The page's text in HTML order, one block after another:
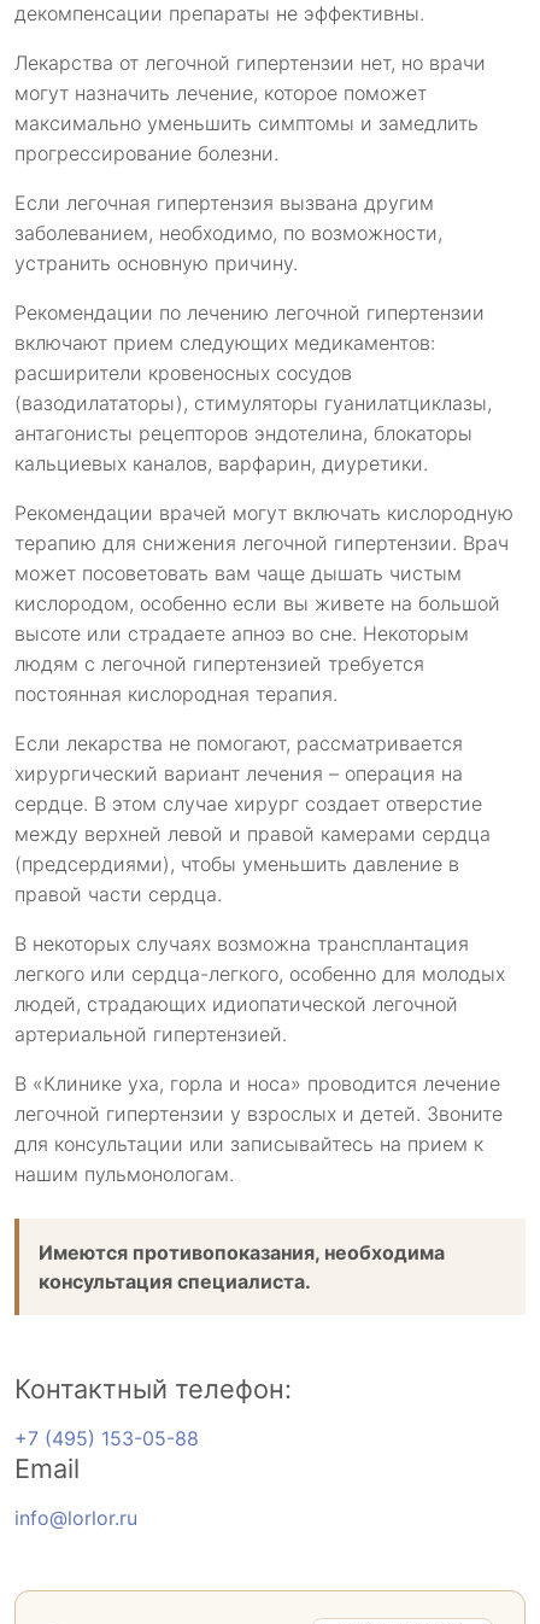
декомпенсации препараты не эффективны.
Лекарства от легочной гипертензии нет, но врачи
могут назначить лечение, которое поможет
максимально уменьшить симптомы и замедлить
прогрессирование болезни.
Если легочная гипертензия вызвана другим
заболеванием, необходимо, по возможности,
устранить основную причину.
Рекомендации по лечению легочной гипертензии
включают прием следующих медикаментов:
расширители кровеносных сосудов
(вазодилататоры), стимуляторы гуанилатциклазы,
антагонисты рецепторов эндотелина, блокаторы
кальциевых каналов, варфарин, диуретики.
Рекомендации врачей могут включать кислородную
терапию для снижения легочной гипертензии. Врач
может посоветовать вам чаще дышать чистым
кислородом, особенно если вы живете на большой
высоте или страдаете апноэ во сне. Некоторым
людям с легочной гипертензией требуется
постоянная кислородная терапия.
Если лекарства не помогают, рассматривается
хирургический вариант лечения – операция на
сердце. В этом случае хирург создает отверстие
между верхней левой и правой камерами сердца
(предсердиями), чтобы уменьшить давление в
правой части сердца.
В некоторых случаях возможна трансплантация
легкого или сердца-легкого, особенно для молодых
людей, страдающих идиопатической легочной
артериальной гипертензией.
В «Клинике уха, горла и носа» проводится лечение
легочной гипертензии у взрослых и детей. Звоните
для консультации или записывайтесь на прием к
нашим пульмонологам.
Имеются противопоказания, необходима
консультация специалиста.
Контактный телефон:
+7 (495) 153-05-88
Email
info@lorlor.ru